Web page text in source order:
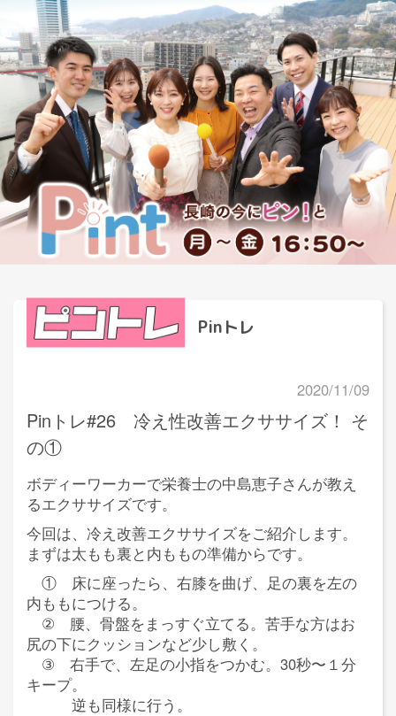
Pinトレ
2020/11/09
Pinトレ#26 冷え性改善エクササイズ！ そ
の①
ボディーワーカーで栄養士の中島恵子さんが教え
るエクササイズです。
今回は、冷え改善エクササイズをご紹介します。
まずは太もも裏と内ももの準備からです。
① 床に座ったら、右膝を曲げ、足の裏を左の
内ももにつける。
② 腰、骨盤をまっすぐ立てる。苦手な方はお
尻の下にクッションなど少し敷く。
③ 右手で、左足の小指をつかむ。30秒〜１分
キープ。
逆も同様に行う。